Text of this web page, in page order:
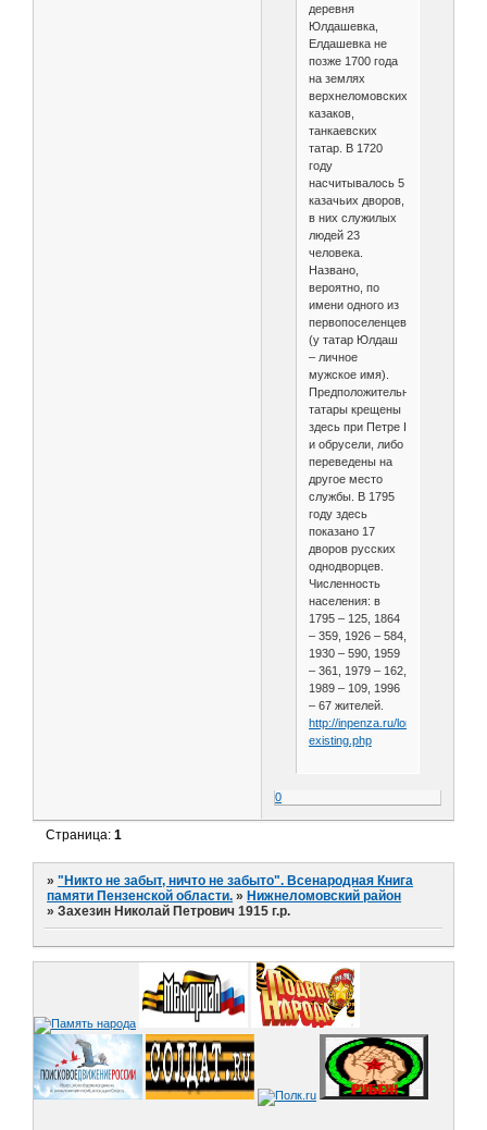
деревня
Юлдашевка,
Елдашевка не
позже 1700 года
на землях
верхнеломовских
казаков,
танкаевских
татар. В 1720
году
насчитывалось 5
казачьих дворов,
в них служилых
людей 23
человека.
Названо,
вероятно, по
имени одного из
первопоселенцев
(у татар Юлдаш
– личное
мужское имя).
Предположительно,
татары крещены
здесь при Петре I
и обрусели, либо
переведены на
другое место
службы. В 1795
году здесь
показано 17
дворов русских
однодворцев.
Численность
населения: в
1795 – 125, 1864
– 359, 1926 – 584,
1930 – 590, 1959
– 361, 1979 – 162,
1989 – 109, 1996
– 67 жителей.
http://inpenza.ru/lomov/
existing.php
0
Страница:1
»"Никто не забыт, ничто не забыто". Всенародная Книга
памяти Пензенской области. » Нижнеломовский район
»Захезин Николай Петрович 1915 г.р.